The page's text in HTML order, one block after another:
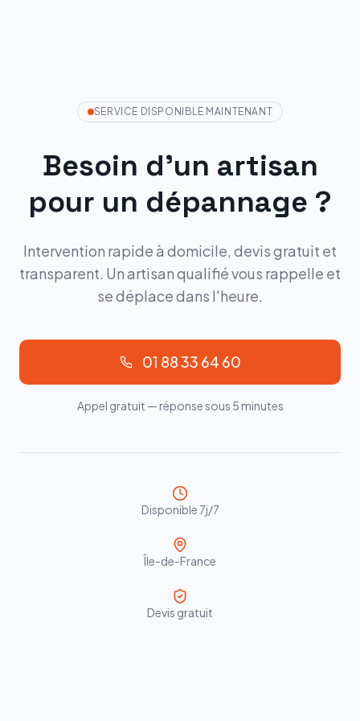
SERVICE DISPONIBLE MAINTENANT
Besoin d'un artisan
pour un dépannage ?
Intervention rapide à domicile, devis gratuit et
transparent. Un artisan qualifié vous rappelle et
se déplace dans l'heure.
01 88 33 64 60
Appel gratuit — réponse sous 5 minutes
Disponible 7j/7
Île-de-France
Devis gratuit